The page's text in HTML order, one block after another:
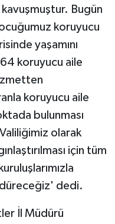
Bugün
koruyucu
yaşamını
koruyucu aile
koruyucu aile
bulunması
olarak
için tüm
dedi.
İl Müdürü